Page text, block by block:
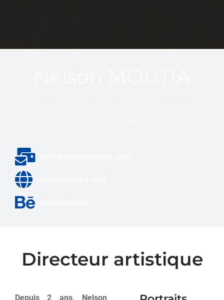
Directeur artistique
Depuis 2 ans, Nelson